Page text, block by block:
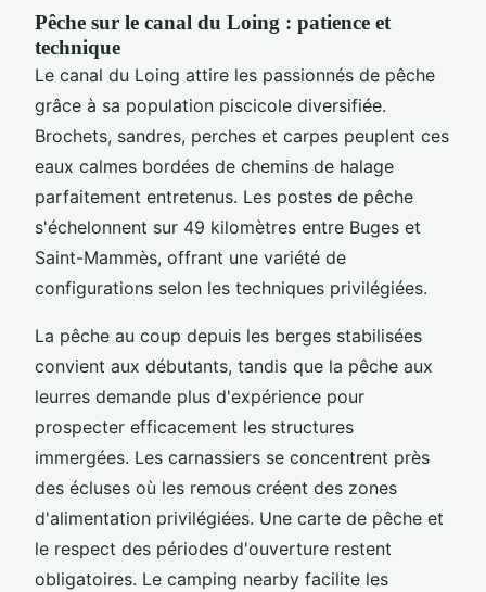
Pêche sur le canal du Loing : patience et
technique
Le canal du Loing attire les passionnés de pêche
grâce à sa population piscicole diversifiée.
Brochets, sandres, perches et carpes peuplent ces
eaux calmes bordées de chemins de halage
parfaitement entretenus. Les postes de pêche
s'échelonnent sur 49 kilomètres entre Buges et
Saint-Mammès, offrant une variété de
configurations selon les techniques privilégiées.
La pêche au coup depuis les berges stabilisées
convient aux débutants, tandis que la pêche aux
leurres demande plus d'expérience pour
prospecter efficacement les structures
immergées. Les carnassiers se concentrent près
des écluses où les remous créent des zones
d'alimentation privilégiées. Une carte de pêche et
le respect des périodes d'ouverture restent
obligatoires. Le camping nearby facilite les